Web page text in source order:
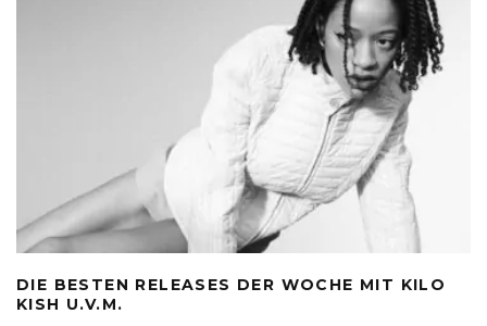
DIE BESTEN RELEASES DER WOCHE MIT KILO
KISH U.V.M.